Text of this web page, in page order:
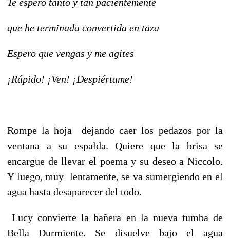
que he terminada convertida en taza
Espero que vengas y me agites
¡Rápido! ¡Ven! ¡Despiértame!
Rompe la hoja dejando caer los pedazos por la
ventana a su espalda. Quiere que la brisa se
encargue de llevar el poema y su deseo a Niccolo.
Y luego, muy lentamente, se va sumergiendo en el
agua hasta desaparecer del todo.
Lucy convierte la bañera en la nueva tumba de
Bella Durmiente. Se disuelve bajo el agua